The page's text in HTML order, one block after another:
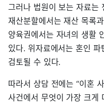
그러나 법원이 보는 자료는
재산분할에서는 재산 목록
양육권에서는 자녀의 생활
있다. 위자료에서는 혼인
검토될 수 있다.
따라서 상담 전에는 “이혼
사건에서 무엇이 가장 크게